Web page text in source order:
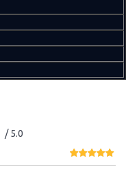
/ 5.0